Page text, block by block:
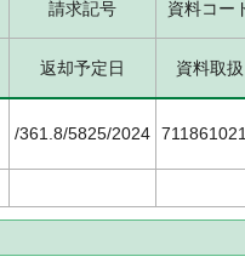
請求記号 資料コー
返却予定日 資料取扱
/361.8/5825/2024